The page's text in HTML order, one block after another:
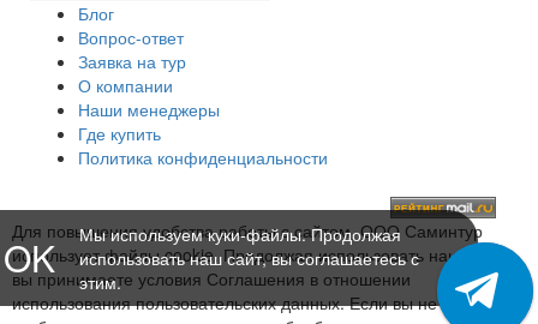
Блог
Вопрос-ответ
Заявка на тур
О компании
Наши менеджеры
Где купить
Политика конфиденциальности
Для повышения удобства работы с сайтом, ООО Саминтур
использует файлы cookie. Продолжая использовать наш сайт,
вы принимаете условия Соглашения в отношении
использования пользовательских данных. Если вы не хотите,
OK
Мы используем куки-файлы. Продолжая
использовать наш сайт, вы соглашаетесь с
этим.